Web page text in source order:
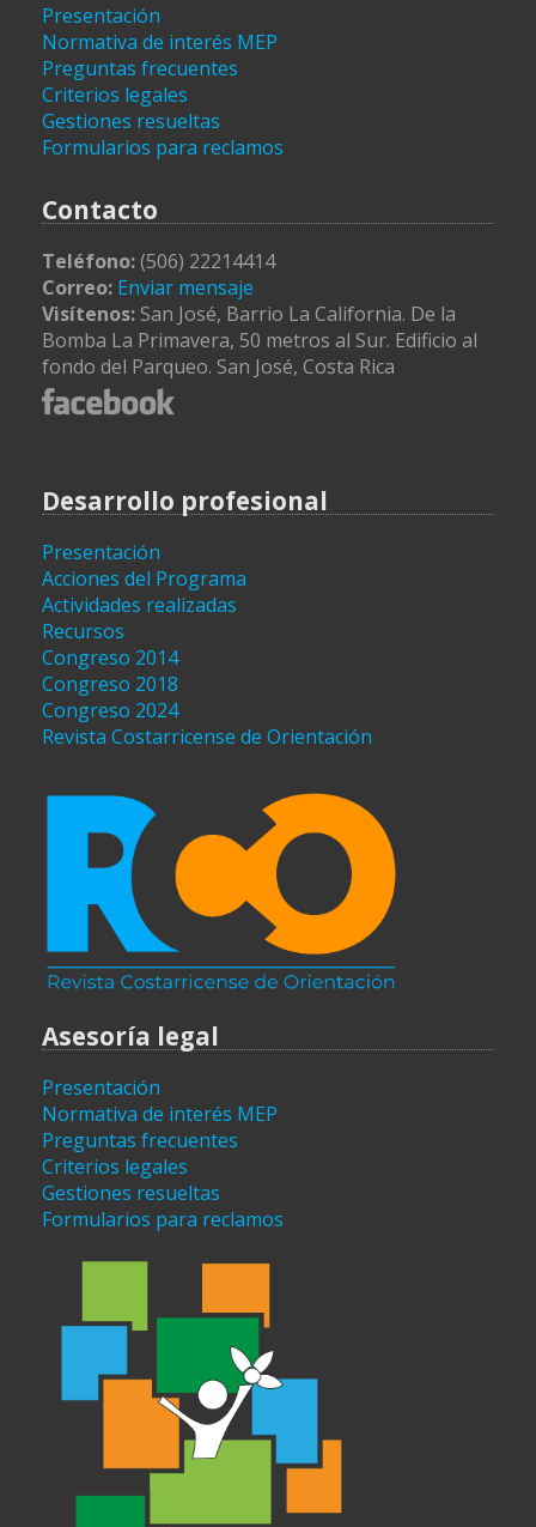
Presentación
Normativa de interés MEP
Preguntas frecuentes
Criterios legales
Gestiones resueltas
Formularios para reclamos
Contacto
Teléfono:(506) 22214414
Correo: Enviar mensaje
Visítenos: San José, Barrio La California. De la
Bomba La Primavera, 50 metros al Sur. Edificio al
fondo del Parqueo. San José, Costa Rica
Desarrollo profesional
Presentación
Acciones del Programa
Actividades realizadas
Recursos
Congreso 2014
Congreso 2018
Congreso 2024
Revista Costarricense de Orientación
Asesoría legal
Presentación
Normativa de interés MEP
Preguntas frecuentes
Criterios legales
Gestiones resueltas
Formularios para reclamos